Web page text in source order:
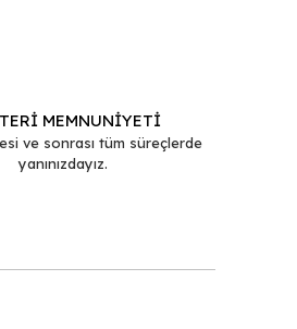
MEMNUNİYETİ
ve sonrası tüm süreçlerde
yanınızdayız.